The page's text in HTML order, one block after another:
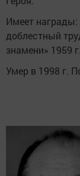
Имеет
доблестный
знамени» 1959
Умер в 1998 г.